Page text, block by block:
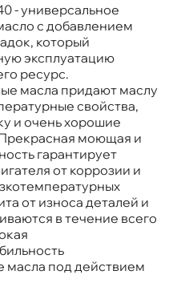
- универсальное
с добавлением
который
эксплуатацию
ресурс.
масла придают маслу
свойства,
и очень хорошие
моющая и
гарантирует
от коррозии и
от износа деталей и
в течение всего
масла под действием
228.3 MAN M3275-1 Cummins
API CI-4/SL ACEA E7